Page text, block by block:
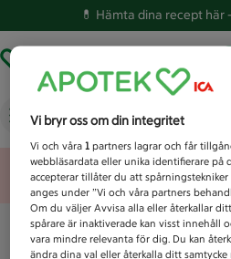
💊 Hämta dina recept här -
Vad letar du efter idag?
Unknown
Vi bryr oss om din integritet
Vi och våra1 partners lagrar och får
webbläsardata eller unika identifierare på
accepterar tillåter du att
anges under ”Vi och våra partners
Om du väljer Avvisa alla eller återkallar
spårare är inaktiverade kan visst innehåll
vara mindre relevanta för dig. Du kan
ändra dina val eller återkalla ditt